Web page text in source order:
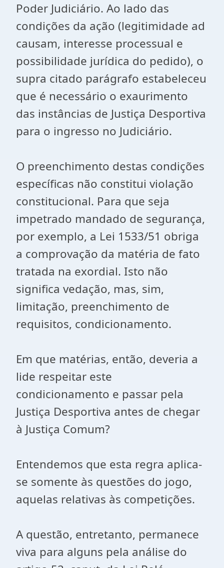
Poder Judiciário. Ao lado das
condições da ação (legitimidade ad
causam, interesse processual e
possibilidade jurídica do pedido), o
supra citado parágrafo estabeleceu
que é necessário o exaurimento
das instâncias de Justiça Desportiva
para o ingresso no Judiciário.
O preenchimento destas condições
específicas não constitui violação
constitucional. Para que seja
impetrado mandado de segurança,
por exemplo, a Lei 1533/51 obriga
a comprovação da matéria de fato
tratada na exordial. Isto não
significa vedação, mas, sim,
limitação, preenchimento de
requisitos, condicionamento.
Em que matérias, então, deveria a
lide respeitar este
condicionamento e passar pela
Justiça Desportiva antes de chegar
à Justiça Comum?
Entendemos que esta regra aplica-
se somente às questões do jogo,
aquelas relativas às competições.
A questão, entretanto, permanece
viva para alguns pela análise do